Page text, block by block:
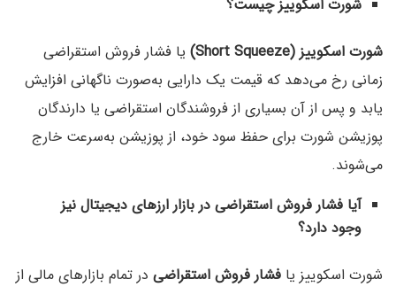
شورت اسکوییز چیست؟
شورت اسکوییز (Short Squeeze)
یا فشار فروش استقراضی
زمانی رخ می‌دهد که قیمت یک دارایی به‌صورت ناگهانی افزایش
یابد و پس از آن بسیاری از فروشندگان استقراضی یا دارندگان
پوزیشن شورت برای حفظ سود خود، از پوزیشن به‌سرعت خارج
می‌شوند.
آیا فشار فروش استقراضی در بازار ارزهای دیجیتال نیز
وجود دارد؟
شورت اسکوییز یا فشار فروش استقراضی در تمام بازارهای مالی از